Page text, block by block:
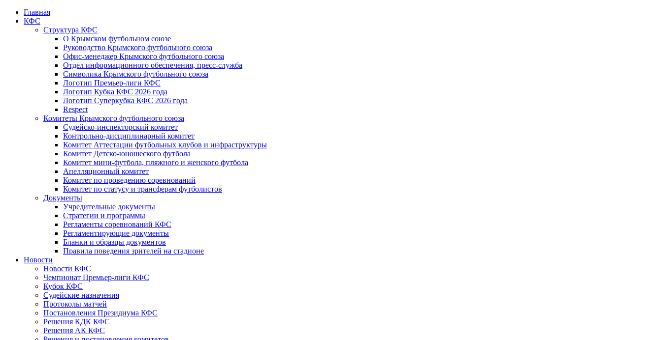
Главная
КФС
Структура КФС
О Крымском футбольном союзе
Руководство Крымского футбольного союза
Офис-менеджер Крымского футбольного союза
Отдел информационного обеспечения, пресс-служба
Символика Крымского футбольного союза
Логотип Премьер-лиги КФС
Логотип Кубка КФС 2026 года
Логотип Суперкубка КФС 2026 года
Respect
Комитеты Крымского футбольного союза
Судейско-инспекторский комитет
Контрольно-дисциплинарный комитет
Комитет Аттестации футбольных клубов и инфраструктуры
Комитет Детско-юношеского футбола
Комитет мини-футбола, пляжного и женского футбола
Апелляционный комитет
Комитет по проведению соревнований
Комитет по статусу и трансферам футболистов
Документы
Учредительные документы
Стратегии и программы
Регламенты соревнований КФС
Регламентирующие документы
Бланки и образцы документов
Правила поведения зрителей на стадионе
Новости
Новости КФС
Чемпионат Премьер-лиги КФС
Кубок КФС
Судейские назначения
Протоколы матчей
Постановления Президиума КФС
Решения КДК КФС
Решения АК КФС